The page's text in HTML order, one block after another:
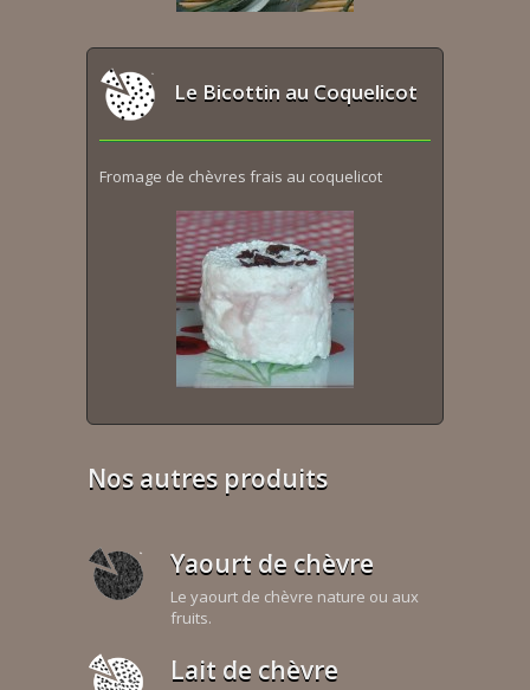
Le Bicottin au Coquelicot
Fromage de chèvres frais au coquelicot
Nos autres produits
Yaourt de chèvre
Le yaourt de chèvre nature ou aux
fruits.
Lait de chèvre